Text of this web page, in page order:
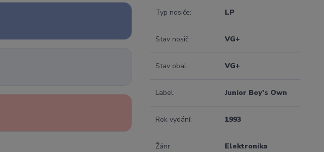
Typ nosiče LP
Stav nosič VG+
Stav obal VG+
Label Junior Boy's Own
Rok vydání 1993
Žánr Elektronika